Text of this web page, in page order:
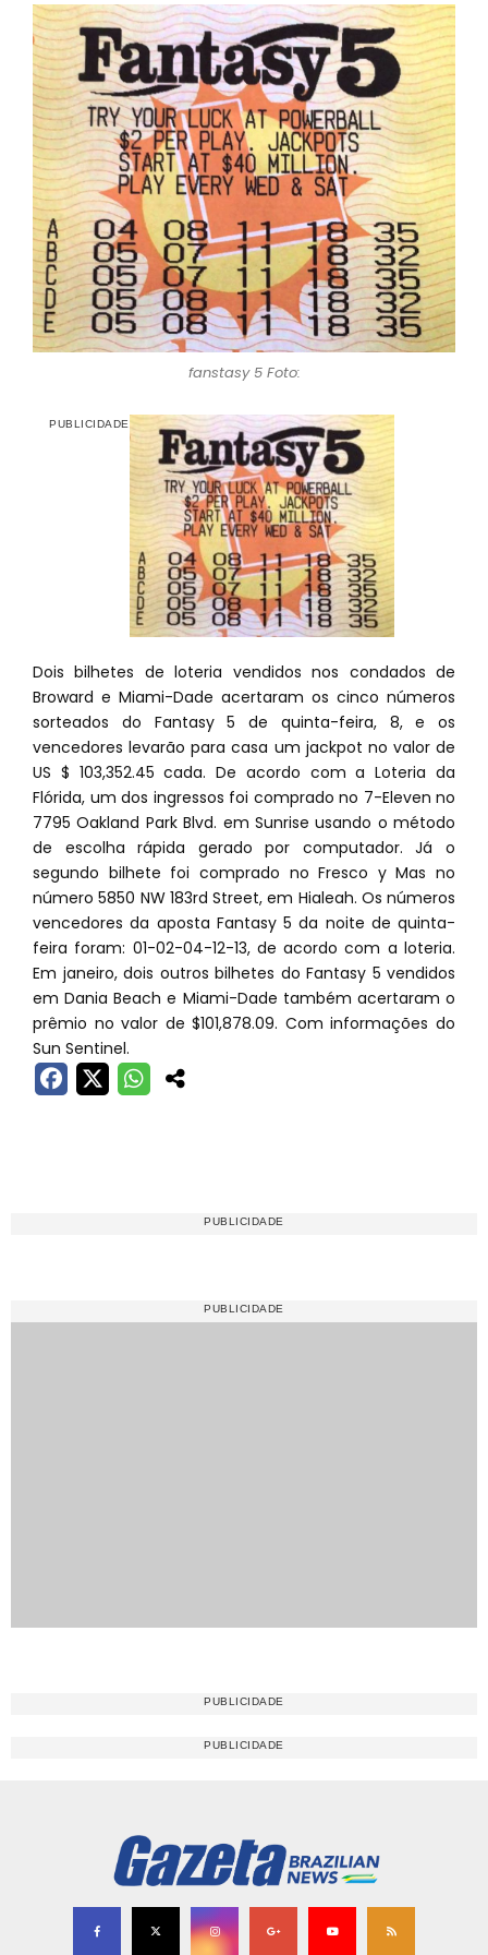
fanstasy 5 Foto:
Dois bilhetes de loteria vendidos nos condados de
Broward e Miami-Dade acertaram os cinco números
sorteados do Fantasy 5 de quinta-feira, 8, e os
vencedores levarão para casa um jackpot no valor de
US $ 103,352.45 cada. De acordo com a Loteria da
Flórida, um dos ingressos foi comprado no 7-Eleven no
7795 Oakland Park Blvd. em Sunrise usando o método
de escolha rápida gerado por computador. Já o
segundo bilhete foi comprado no Fresco y Mas no
número 5850 NW 183rd Street, em Hialeah. Os números
vencedores da aposta Fantasy 5 da noite de quinta-
feira foram: 01-02-04-12-13, de acordo com a loteria.
Em janeiro, dois outros bilhetes do Fantasy 5 vendidos
em Dania Beach e Miami-Dade também acertaram o
prêmio no valor de $101,878.09. Com informações do
Sun Sentinel.